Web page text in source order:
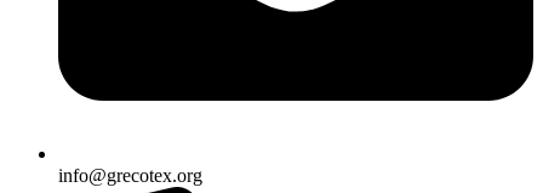
info@grecotex.org